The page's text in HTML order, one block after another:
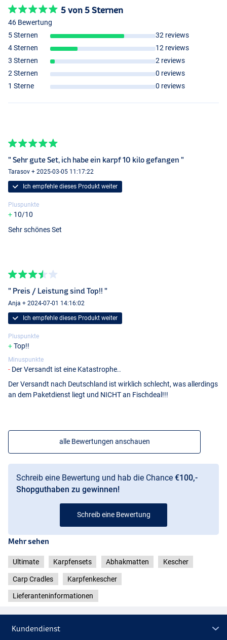
5 von 5 Sternen
46 Bewertung
5 Sternen
32 reviews
4 Sternen
12 reviews
3 Sternen
2 reviews
2 Sternen
0 reviews
1 Sterne
0 reviews
" Sehr gute Set, ich habe ein karpf 10 kilo gefangen "
Tarasov + 2025-03-05 11:17:22
Ich empfehle dieses Produkt weiter
Pluspunkte
10/10
Sehr schönes Set
" Preis / Leistung sind Top!! "
Anja + 2024-07-01 14:16:02
Ich empfehle dieses Produkt weiter
Pluspunkte
Top!!
Minuspunkte
Der Versandt ist eine Katastrophe..
Der Versandt nach Deutschland ist wirklich schlecht, was allerdings
an dem Paketdienst liegt und NICHT an Fischdeal!!!
alle Bewertungen anschauen
Schreib eine Bewertung und hab die Chance €100,-
Shopguthaben zu gewinnen!
Schreib eine Bewertung
Mehr sehen
Ultimate Karpfensets Abhakmatten Kescher
Carp Cradles Karpfenkescher
Lieferanteninformationen
Kundendienst